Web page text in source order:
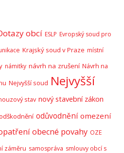
obcí ESLP Evropský soud pro
Krajský soud v Praze místní
námitky návrh na zrušení Návrh na
Nejvyšší soud Nejvyšší
stav nový stavební zákon
odůvodnění omezení
obecné povahy OZE
záměru samospráva smlouvy obcí s